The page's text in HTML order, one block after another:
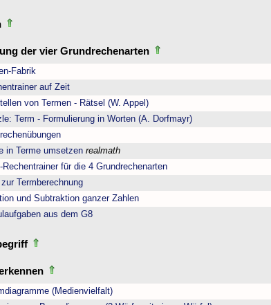
der vier Grundrechenarten
Fabrik
auf Zeit
von Termen - Rätsel (W. Appel)
Term - Formulierung in Worten (A. Dorfmayr)
in Terme umsetzen realmath
Rechentrainer für die 4 Grundrechenarten
zur Termberechnung
und Subtraktion ganzer Zahlen
aus dem G8
(Medienvielfalt)